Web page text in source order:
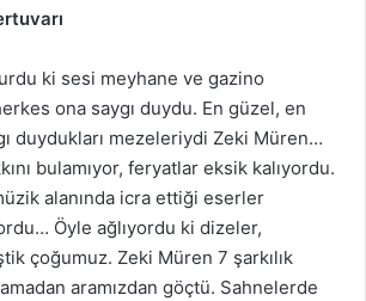
ki sesi meyhane ve gazino
ona saygı duydu. En güzel, en
duydukları mezeleriydi Zeki Müren…
bulamıyor, feryatlar eksik kalıyordu.
alanında icra ettiği eserler
Öyle ağlıyordu ki dizeler,
çoğumuz. Zeki Müren 7 şarkılık
aramızdan göçtü. Sahnelerde